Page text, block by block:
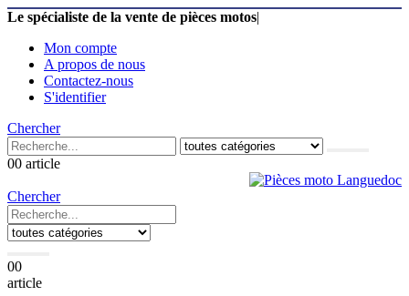
Le spécialiste de la vente de pièces motos|
Mon compte
A propos de nous
Contactez-nous
S'identifier
Chercher
00 article
Chercher
00
article